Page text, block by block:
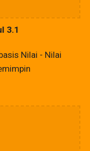
3.1
Nilai - Nilai